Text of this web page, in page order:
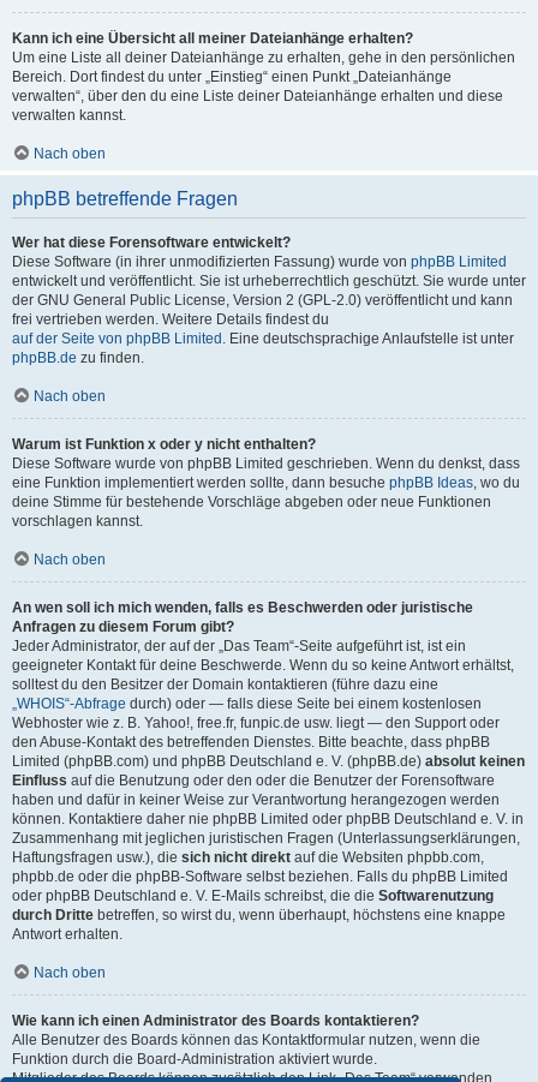
Kann ich eine Übersicht all meiner Dateianhänge erhalten?
Um eine Liste all deiner Dateianhänge zu erhalten, gehe in den persönlichen
Bereich. Dort findest du unter „Einstieg“ einen Punkt „Dateianhänge
verwalten“, über den du eine Liste deiner Dateianhänge erhalten und diese
verwalten kannst.
Nach oben
phpBB betreffende Fragen
Wer hat diese Forensoftware entwickelt?
Diese Software (in ihrer unmodifizierten Fassung) wurde von phpBB Limited
entwickelt und veröffentlicht. Sie ist urheberrechtlich geschützt. Sie wurde unter
der GNU General Public License, Version 2 (GPL-2.0) veröffentlicht und kann
frei vertrieben werden. Weitere Details findest du
auf der Seite von phpBB Limited . Eine deutschsprachige Anlaufstelle ist unter
phpBB.de zu finden.
Nach oben
Warum ist Funktion x oder y nicht enthalten?
Diese Software wurde von phpBB Limited geschrieben. Wenn du denkst, dass
eine Funktion implementiert werden sollte, dann besuche phpBB Ideas, wo du
deine Stimme für bestehende Vorschläge abgeben oder neue Funktionen
vorschlagen kannst.
Nach oben
An wen soll ich mich wenden, falls es Beschwerden oder juristische
Anfragen zu diesem Forum gibt?
Jeder Administrator, der auf der „Das Team“-Seite aufgeführt ist, ist ein
geeigneter Kontakt für deine Beschwerde. Wenn du so keine Antwort erhältst,
solltest du den Besitzer der Domain kontaktieren (führe dazu eine
„WHOIS“-Abfrage durch) oder — falls diese Seite bei einem kostenlosen
Webhoster wie z. B. Yahoo!, free.fr, funpic.de usw. liegt — den Support oder
den Abuse-Kontakt des betreffenden Dienstes. Bitte beachte, dass phpBB
Limited (phpBB.com) und phpBB Deutschland e. V. (phpBB.de) absolut keinen
Einfluss auf die Benutzung oder den oder die Benutzer der Forensoftware
haben und dafür in keiner Weise zur Verantwortung herangezogen werden
können. Kontaktiere daher nie phpBB Limited oder phpBB Deutschland e. V. in
Zusammenhang mit jeglichen juristischen Fragen (Unterlassungserklärungen,
Haftungsfragen usw.), die sich nicht direkt auf die Websiten phpbb.com,
phpbb.de oder die phpBB-Software selbst beziehen. Falls du phpBB Limited
oder phpBB Deutschland e. V. E-Mails schreibst, die die Softwarenutzung
durch Dritte betreffen, so wirst du, wenn überhaupt, höchstens eine knappe
Antwort erhalten.
Nach oben
Wie kann ich einen Administrator des Boards kontaktieren?
Alle Benutzer des Boards können das Kontaktformular nutzen, wenn die
Funktion durch die Board-Administration aktiviert wurde.
Mitglieder des Boards können zusätzlich den Link „Das Team“ verwenden.